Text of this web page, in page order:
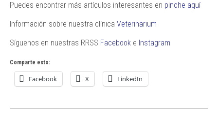
Puedes encontrar más artículos interesantes en pinche aquí
Información sobre nuestra clínica Veterinarium
Síguenos en nuestras RRSS Facebook e Instagram
Comparte esto:
Facebook X LinkedIn